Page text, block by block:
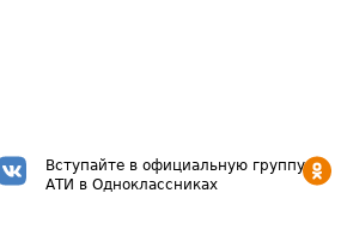
Вступайте в официальную группу
АТИ в Одноклассниках